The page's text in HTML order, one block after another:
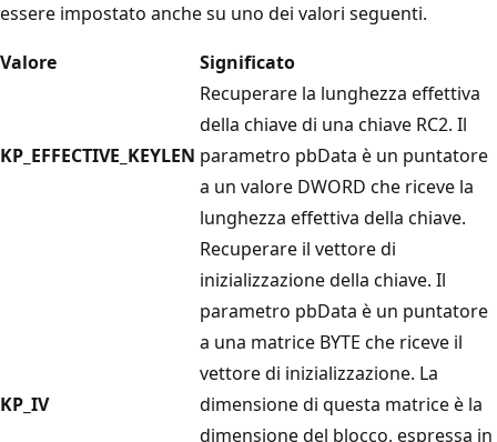
essere impostato anche su uno dei valori seguenti.
Valore
Significato
KP_EFFECTIVE_KEYLEN
Recuperare la lunghezza effettiva
della chiave di una chiave RC2. Il
parametro pbData è un puntatore
a un valore DWORD che riceve la
lunghezza effettiva della chiave.
KP_IV
Recuperare il vettore di
inizializzazione della chiave. Il
parametro pbData è un puntatore
a una matrice BYTE che riceve il
vettore di inizializzazione. La
dimensione di questa matrice è la
dimensione del blocco, espressa in